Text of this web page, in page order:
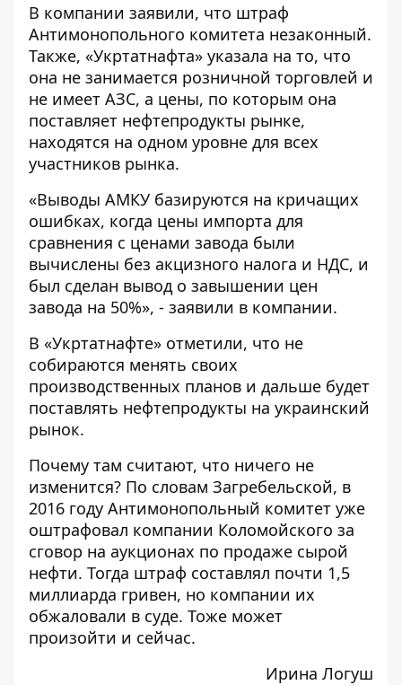
В компании заявили, что штраф
Антимонопольного комитета незаконный.
Также, «Укртатнафта» указала на то, что
она не занимается розничной торговлей и
не имеет АЗС, а цены, по которым она
поставляет нефтепродукты рынке,
находятся на одном уровне для всех
участников рынка.
«Выводы АМКУ базируются на кричащих
ошибках, когда цены импорта для
сравнения с ценами завода были
вычислены без акцизного налога и НДС, и
был сделан вывод о завышении цен
завода на 50%», - заявили в компании.
В «Укртатнафте» отметили, что не
собираются менять своих
производственных планов и дальше будет
поставлять нефтепродукты на украинский
рынок.
Почему там считают, что ничего не
изменится? По словам Загребельской, в
2016 году Антимонопольный комитет уже
оштрафовал компании Коломойского за
сговор на аукционах по продаже сырой
нефти. Тогда штраф составлял почти 1,5
миллиарда гривен, но компании их
обжаловали в суде. Тоже может
произойти и сейчас.
Ирина Логуш